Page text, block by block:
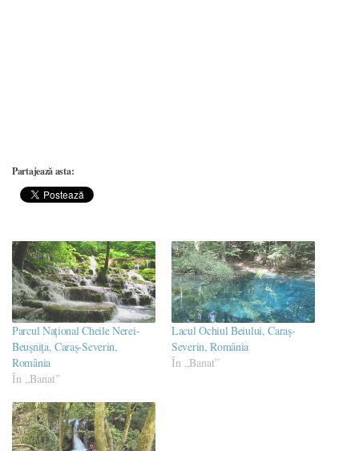
Partajează asta:
Parcul Naţional Cheile Nerei-
Beuşniţa, Caraș-Severin,
România
În „Banat”
Lacul Ochiul Beiului, Caraș-
Severin, România
În „Banat”